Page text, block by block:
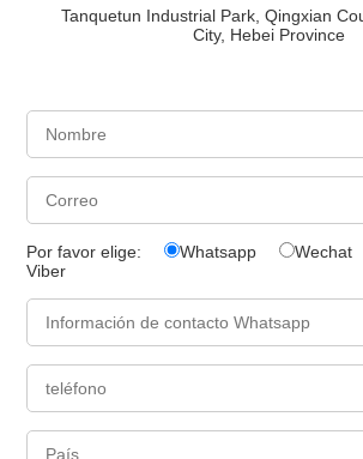
Tanquetun Industrial Park, Qingxian
City, Hebei Province
Por favor elige: Whatsapp Wechat
Viber